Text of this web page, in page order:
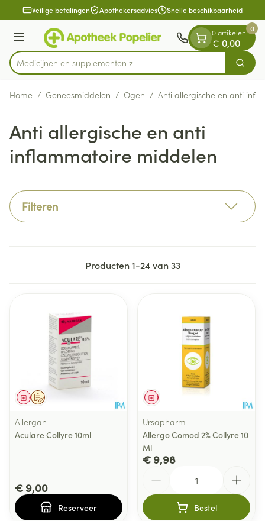
Ga naar de inhoud
1 van 1Veilige betalingen Apothekersadvies Snelle beschikbaarheid
Menu
Product, merk, categorie...
Medicijnen Zoek
0 artikelen
€ 0,00
0
Home / Geneesmiddelen / Ogen / Anti allergische en anti
Anti allergische en anti
inflammatoire middelen
Filteren
Producten1-24van33
Op voorschrift
Geneesmiddel
Allergan
Aculare Collyre 10ml
€ 9,00
Reserveer
Geneesmiddel
Ursapharm
Allergo Comod 2% Collyre 10
Ml
€ 9,98
Bestel